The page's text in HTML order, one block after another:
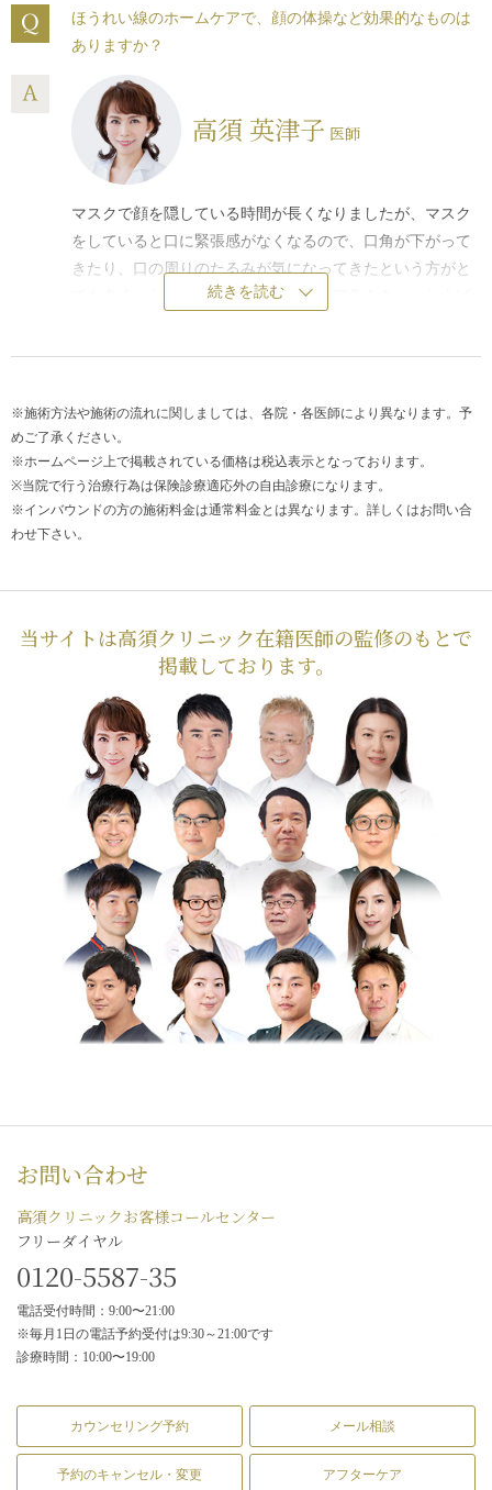
ほうれい線のホームケアで、顔の体操など効果的なものは
ありますか？
高須 英津子 医師
マスクで顔を隠している時間が長くなりましたが、マスク
をしていると口に緊張感がなくなるので、口角が下がって
きたり、口の周りのたるみが気になってきたという方がと
ても多くいらっしゃいます。やはり、口角をきゅっと上げ
ださい。家で家族と話すときに、大きく口を開けて口角を
意識するようにしゃべるだけでもいいでしょう。
ホームケアで満足の行く結果が得られない場合は、美容医
療を検討されてはいかがでしょうか。糸リフト（イタリア
ンリフト）
らずに出来る施術も沢山あります。よりその方に適するも
のをご提案します。まずはご相談ください。
続きを読む
※施術方法や施術の流れに関しましては、各院・各医師により異なります。予
めご了承ください。
※ホームページ上で掲載されている価格は税込表示となっております。
※当院で行う治療行為は保険診療適応外の自由診療になります。
※インバウンドの方の施術料金は通常料金とは異なります。詳しくはお問い合
わせ下さい。
当サイトは高須クリニック在籍医師の監修のもとで
掲載しております。
お問い合わせ
高須クリニックお客様コールセンター
フリーダイヤル
0120-5587-35
電話受付時間：9:00〜21:00
※毎月1日の電話予約受付は9:30～21:00です
診療時間：10:00〜19:00
カウンセリング予約 メール相談
予約のキャンセル・変更 アフターケア